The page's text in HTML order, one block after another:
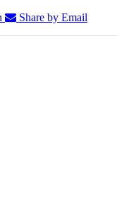
Share by Email